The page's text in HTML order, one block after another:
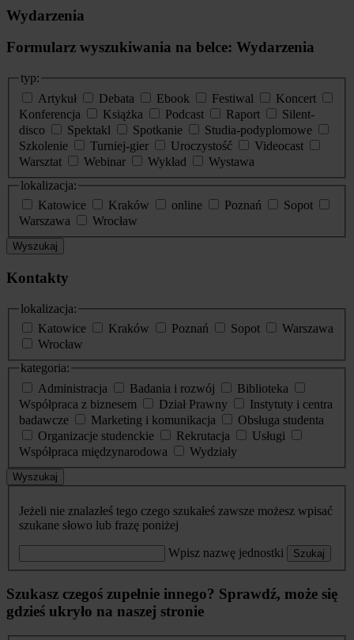
Wydarzenia
Formularz wyszukiwania na belce: Wydarzenia
typ:
Artykuł
Debata Ebook Festiwal
Koncert
Konferencja
Książka Podcast Raport
Silent-
disco
Spektakl Spotkanie
Studia-podyplomowe
Szkolenie
Turniej-gier Uroczystość
Videocast
Warsztat
Webinar Wykład
Wystawa
lokalizacja:
Katowice
Kraków online Poznań
Sopot
Warszawa
Wrocław
Wyszukaj
Kontakty
lokalizacja:
Katowice
Kraków Poznań Sopot
Warszawa
Wrocław
kategoria:
Administracja
Badania i rozwój
Biblioteka
Współpraca z biznesem
Dział Prawny
Instytuty i centra
badawcze
Marketing i komunikacja
Obsługa studenta
Organizacje studenckie
Rekrutacja
Usługi
Współpraca międzynarodowa
Wydziały
Wyszukaj
Jeżeli nie znalazłeś tego czego szukałeś zawsze możesz wpisać
szukane słowo lub frazę poniżej
Wpisz nazwę jednostki Szukaj
Szukasz czegoś zupełnie innego? Sprawdź, może się
gdzieś ukryło na naszej stronie